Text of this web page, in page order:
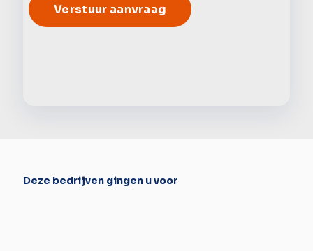
Deze bedrijven gingen u voor